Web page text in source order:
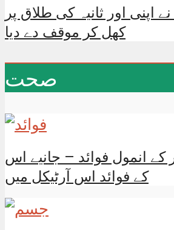
اپنی اور ثانیہ کی طلاق پر
کھل کر موقف دے دیا
صحت
کے انمول فوائد – جانیے اس
کے فوائد اس آرٹیکل میں